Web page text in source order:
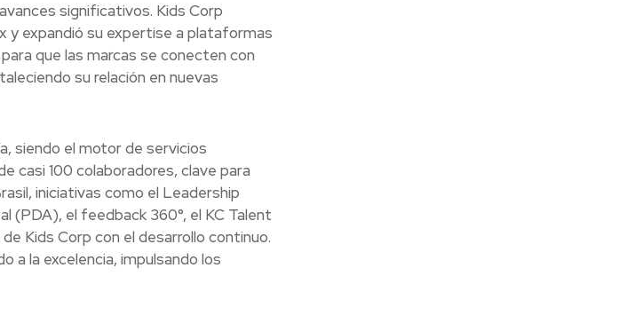
significativos. Kids Corp
y expandió su expertise a plataformas
que las marcas se conecten con
su relación en nuevas
siendo el motor de servicios
casi 100 colaboradores, clave para
iniciativas como el Leadership
(PDA), el feedback 360°, el KC Talent
Kids Corp con el desarrollo continuo.
a la excelencia, impulsando los